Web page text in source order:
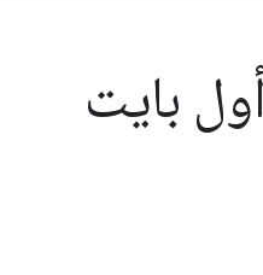
بايت